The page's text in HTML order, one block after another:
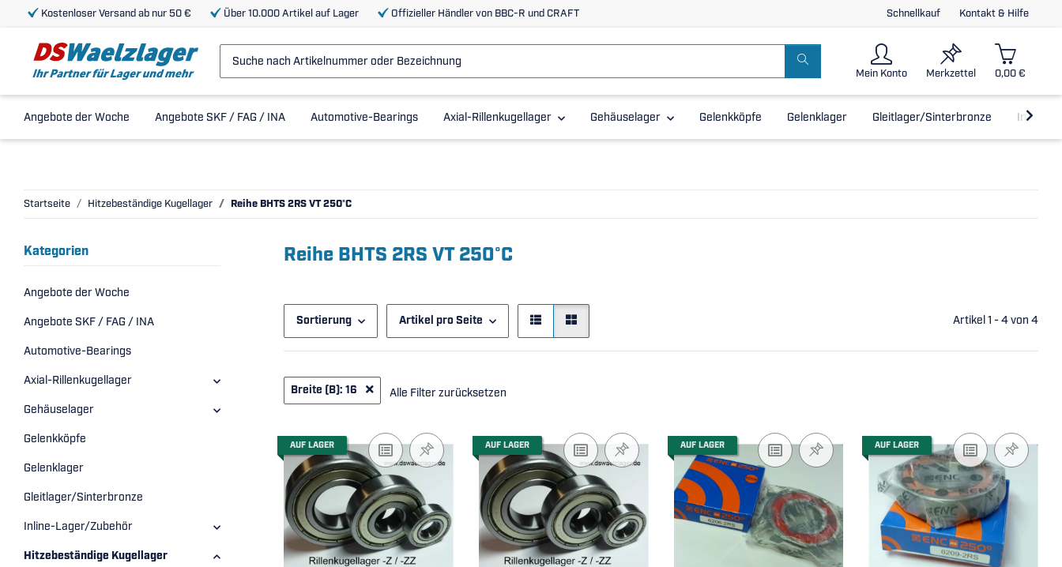
Schnellkauf Kontakt & Hilfe
Kostenloser Versand ab nur 50 € Über 10.000 Artikel auf Lager Offizieller Händler von BBC-R und CRAFT
Mein Konto Merkzettel 0,00 €
Angebote der Woche Angebote SKF / FAG / INA Automotive-Bearings Axial-Rillenkugellager Gehäuselager Gelenkköpfe Gelenklager Gleitlager/Sinterbronze Inline-
Startseite Hitzebeständige Kugellager Reihe BHTS 2RS VT 250°C
Reihe BHTS 2RS VT 250°C
Sortierung Artikel pro Seite Artikel 1 - 4 von 4
Breite (B): 16 Alle Filter zurücksetzen
AUF LAGER AUF LAGER AUF LAGER AUF LAGER
Kategorien
Angebote der Woche
Angebote SKF / FAG / INA
Automotive-Bearings
Axial-Rillenkugellager
Gehäuselager
Gelenkköpfe
Gelenklager
Gleitlager/Sinterbronze
Inline-Lager/Zubehör
Hitzebeständige Kugellager